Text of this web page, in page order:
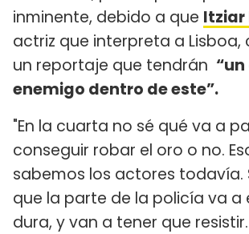
inminente, debido a que Itziar
actriz que interpreta a Lisboa,
un reportaje que tendrán
enemigo dentro de este”.
"En la cuarta no sé qué va a
conseguir robar el oro o no.
sabemos los actores todavía.
que la parte de la policía va a
dura, y van a tener que